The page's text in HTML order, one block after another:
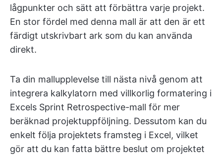
lågpunkter och sätt att förbättra varje projekt.
En stor fördel med denna mall är att den är ett
färdigt utskrivbart ark som du kan använda
direkt.
Ta din mallupplevelse till nästa nivå genom att
integrera kalkylatorn med villkorlig formatering i
Excels Sprint Retrospective-mall för mer
beräknad projektuppföljning. Dessutom kan du
enkelt följa projektets framsteg i Excel, vilket
gör att du kan fatta bättre beslut om projektet